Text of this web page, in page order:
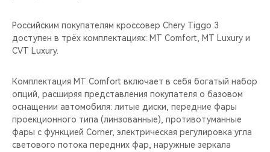
Российским покупателям кроссовер Chery Tiggo 3
доступен в трёх комплектациях: MT Comfort, MT Luxury и
CVT Luxury.
Комплектация MT Comfort включает в себя богатый набор
опций, расширяя представления покупателя о базовом
оснащении автомобиля: литые диски, передние фары
проекционного типа (линзованные), противотуманные
фары с функцией Corner, электрическая регулировка угла
светового потока передних фар, наружные зеркала